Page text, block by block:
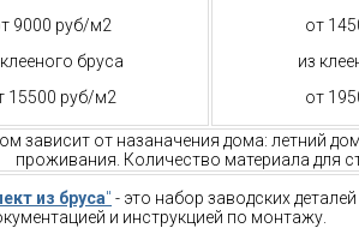
9000 руб/м2
бруса
15500 руб/м2
от
из
от
зависит от назаначения дома: летний
проживания. Количество материала для
из бруса" - это набор заводских
и инструкцией по монтажу.